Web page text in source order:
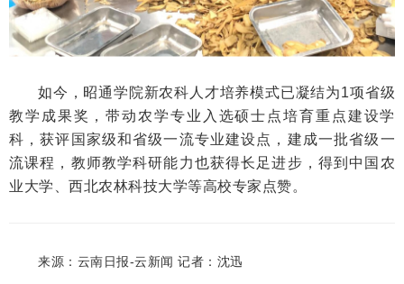
如今，昭通学院新农科人才培养模式已凝结为1项省级
教学成果奖，带动农学专业入选硕士点培育重点建设学
科，获评国家级和省级一流专业建设点，建成一批省级一
流课程，教师教学科研能力也获得长足进步，得到中国农
业大学、西北农林科技大学等高校专家点赞。
来源：云南日报-云新闻 记者：沈迅